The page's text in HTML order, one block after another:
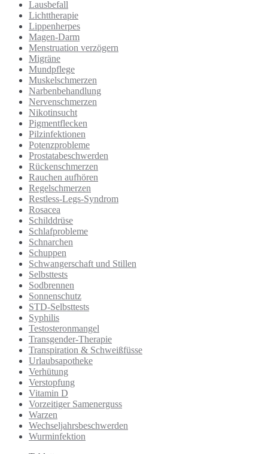
Lausbefall
Lichttherapie
Lippenherpes
Magen-Darm
Menstruation verzögern
Migräne
Mundpflege
Muskelschmerzen
Narbenbehandlung
Nervenschmerzen
Nikotinsucht
Pigmentflecken
Pilzinfektionen
Potenzprobleme
Prostatabeschwerden
Rückenschmerzen
Rauchen aufhören
Regelschmerzen
Restless-Legs-Syndrom
Rosacea
Schilddrüse
Schlafprobleme
Schnarchen
Schuppen
Schwangerschaft und Stillen
Selbsttests
Sodbrennen
Sonnenschutz
STD-Selbsttests
Syphilis
Testosteronmangel
Transgender-Therapie
Transpiration & Schweißfüsse
Urlaubsapotheke
Verhütung
Verstopfung
Vitamin D
Vorzeitiger Samenerguss
Warzen
Wechseljahrsbeschwerden
Wurminfektion